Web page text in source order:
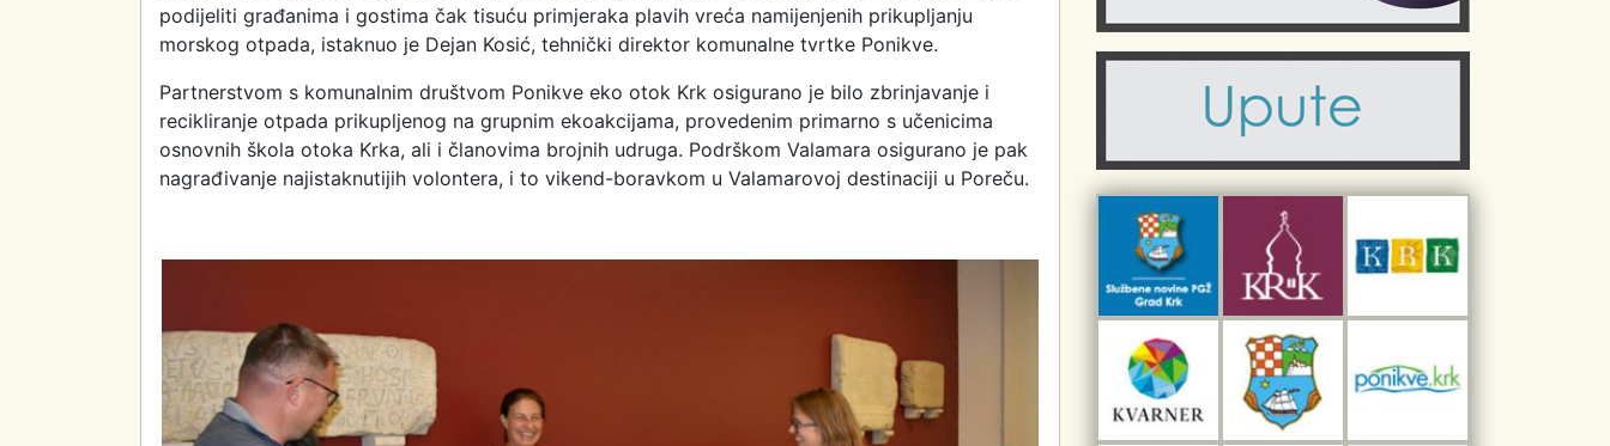
podijeliti građanima i gostima čak tisuću primjeraka plavih vreća namijenjenih prikupljanju
morskog otpada, istaknuo je Dejan Kosić, tehnički direktor komunalne tvrtke Ponikve.
Partnerstvom s komunalnim društvom Ponikve eko otok Krk osigurano je bilo zbrinjavanje i
recikliranje otpada prikupljenog na grupnim ekoakcijama, provedenim primarno s učenicima
osnovnih škola otoka Krka, ali i članovima brojnih udruga. Podrškom Valamara osigurano je pak
nagrađivanje najistaknutijih volontera, i to vikend-boravkom u Valamarovoj destinaciji u Poreču.
Komunalne usluge
Civilni sektor (arhiva udruga)
Sport i rekreacija
Turistička zajednica otoka Krka
Kulturno-turistička ruta Putovima Frankopana
Dar iz Krka
Interpretacijski centar pomorske baštine